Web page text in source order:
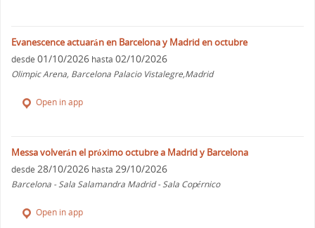
Evanescence actuarán en Barcelona y Madrid en octubre
desde 01/10/2026 hasta 02/10/2026
Olimpic Arena, Barcelona Palacio Vistalegre,Madrid
Open in app
Messa volverán el próximo octubre a Madrid y Barcelona
desde 28/10/2026 hasta 29/10/2026
Barcelona - Sala Salamandra Madrid - Sala Copérnico
Open in app